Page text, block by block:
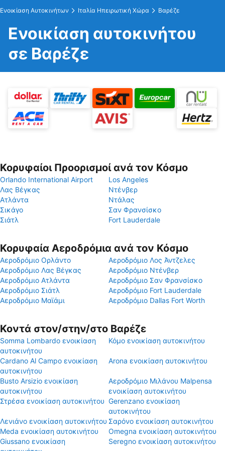
Ενοικίαση Αυτοκινήτων Ιταλία Ηπειρωτική Χώρα Βαρέζε
Ενοικίαση αυτοκινήτου
σε Βαρέζε
Κορυφαίοι Προορισμοί ανά τον Κόσμο
Orlando International Airport
Los Angeles
Λας Βέγκας
Ντένβερ
Ατλάντα
Ντάλας
Σικάγο
Σαν Φρανσίσκο
Σιάτλ
Fort Lauderdale
Κορυφαία Αεροδρόμια ανά τον Κόσμο
Αεροδρόμιο Ορλάντο
Αεροδρόμιο Λος Άντζελες
Αεροδρόμιο Λας Βέγκας
Αεροδρόμιο Ντένβερ
Αεροδρόμιο Ατλάντα
Αεροδρόμιο Σαν Φρανσίσκο
Αεροδρόμιο Σιάτλ
Αεροδρόμιο Fort Lauderdale
Αεροδρόμιο Μαϊάμι
Αεροδρόμιο Dallas Fort Worth
Κοντά στον/στην/στο Βαρέζε
Somma Lombardo ενοικίαση
αυτοκινήτου
Κόμο ενοικίαση αυτοκινήτου
Cardano Al Campo ενοικίαση
αυτοκινήτου
Arona ενοικίαση αυτοκινήτου
Busto Arsizio ενοικίαση
αυτοκινήτου
Αεροδρόμιο Μιλάνου Malpensa
ενοικίαση αυτοκινήτου
Στρέσα ενοικίαση αυτοκινήτου Gerenzano ενοικίαση
αυτοκινήτου
Λενιάνο ενοικίαση αυτοκινήτου Σαρόνο ενοικίαση αυτοκινήτου
Meda ενοικίαση αυτοκινήτου
Omegna ενοικίαση αυτοκινήτου
Giussano ενοικίαση
Seregno ενοικίαση αυτοκινήτου